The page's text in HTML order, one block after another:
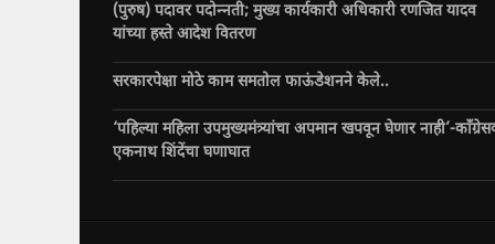
(पुरुष) पदावर पदोन्नती; मुख्य कार्यकारी अधिकारी रणजित यादव
यांच्या हस्ते आदेश वितरण
सरकारपेक्षा मोठे काम समतोल फाऊंडेशनने केले..
‘पहिल्या महिला उपमुख्यमंत्र्यांचा अपमान खपवून घेणार नाही’-
एकनाथ शिंदेंचा घणाघात